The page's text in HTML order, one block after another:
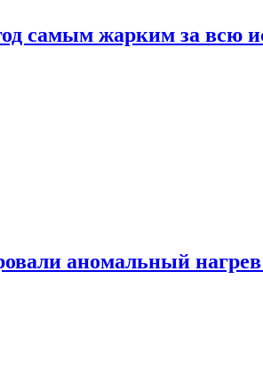
самым жарким за всю
аномальный нагрев